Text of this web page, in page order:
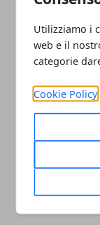
Utilizziamo i
web e il
categorie
Cookie Policy
Come
22/11/2025